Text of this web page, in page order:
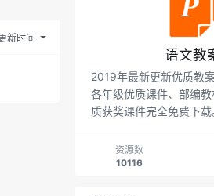
新时间
语文教
2019年最新更新优质教
各年级优质课件、部编
质获奖课件完全免费下载
资源数
10116